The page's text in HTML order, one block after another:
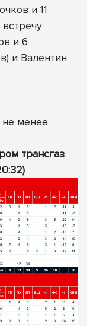
и 11
и 6
и Валентин
не менее
трансгаз